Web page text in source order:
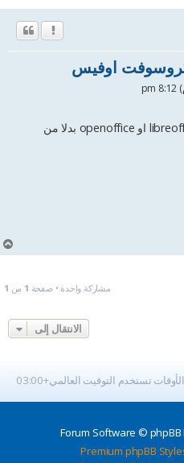
اوفيس
ما رأيكم لو تم تحويل الموقع لدعم libreoffice او openoffice بدلا من
مشاركة واحدة • صفحة 1 من 1
الانتقال إلى
تستخدم التوقيت العالمي+03:00
Premium phpBB